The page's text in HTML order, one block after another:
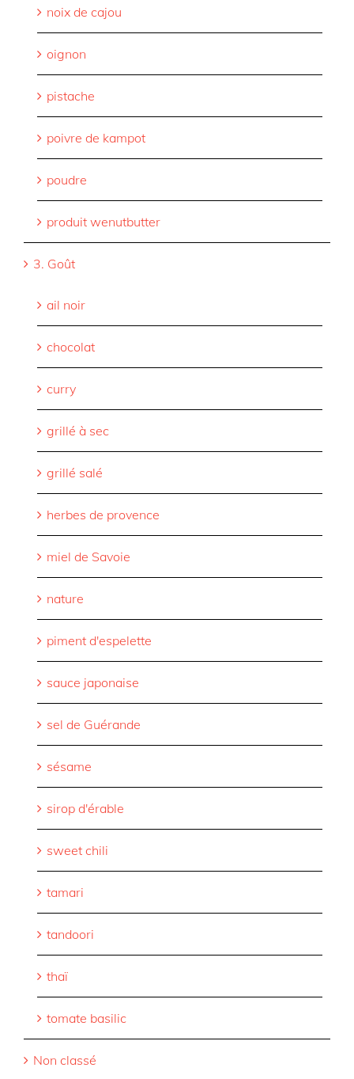
noix de cajou
oignon
pistache
poivre de kampot
poudre
produit wenutbutter
3. Goût
ail noir
chocolat
curry
grillé à sec
grillé salé
herbes de provence
miel de Savoie
nature
piment d'espelette
sauce japonaise
sel de Guérande
sésame
sirop d'érable
sweet chili
tamari
tandoori
thaï
tomate basilic
Non classé